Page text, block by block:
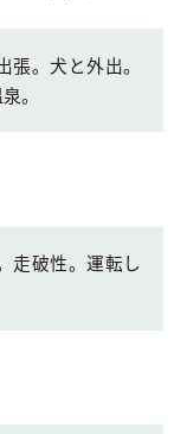
。犬と外出。
。
走破性。運転し